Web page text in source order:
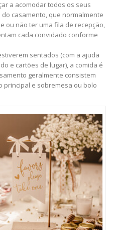
a acomodar todos os seus
casamento, que normalmente
ou não ter uma fila de recepção,
cada convidado conforme
sentados (com a ajuda
e cartões de lugar), a comida é
geralmente consistem
principal e sobremesa ou bolo